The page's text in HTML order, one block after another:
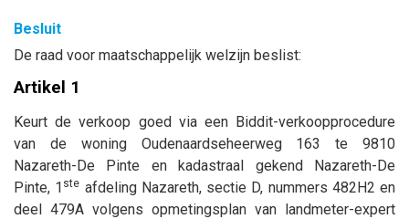
Besluit
De raad voor maatschappelijk welzijn beslist:
Artikel 1
Keurt de verkoop goed via een Biddit-verkoopprocedure
van de woning Oudenaardseheerweg 163 te 9810
Nazareth-De Pinte en kadastraal gekend Nazareth-De
Pinte, 1 ste afdeling Nazareth, sectie D, nummers 482H2 en
deel 479A volgens opmetingsplan van landmeter-expert